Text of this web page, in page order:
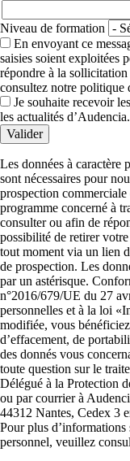
Niveau de formation
En envoyant ce
saisies soient exploitées
répondre à la
consultez notre politique
Je souhaite recevoir
les actualités d’Audencia.
Valider
Les données à caractère
sont nécessaires pour
prospection
programme concerné à
consulter ou afin de
possibilité de retirer
tout moment via un lien
de prospection. Les
par un astérisque.
n°2016/679/UE du 27
personnelles et à la loi
modifiée, vous
d’effacement, de
des donnés vous
toute question sur le
Délégué à la Protection
ou par courrier à
44312 Nantes, Cedex 3
Pour plus d’informations
personnel, veuillez